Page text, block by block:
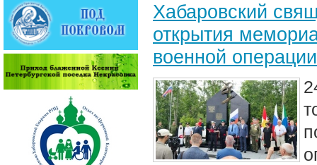
Хабаровский
открытия
военной операции